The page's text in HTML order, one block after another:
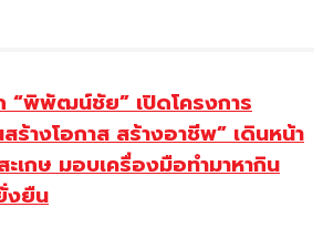
“พิพัฒน์ชัย” เปิดโครงการ
ร้างโอกาส สร้างอาชีพ” เดินหน้า
เกษ มอบเครื่องมือทำมาหากิน
งยืน